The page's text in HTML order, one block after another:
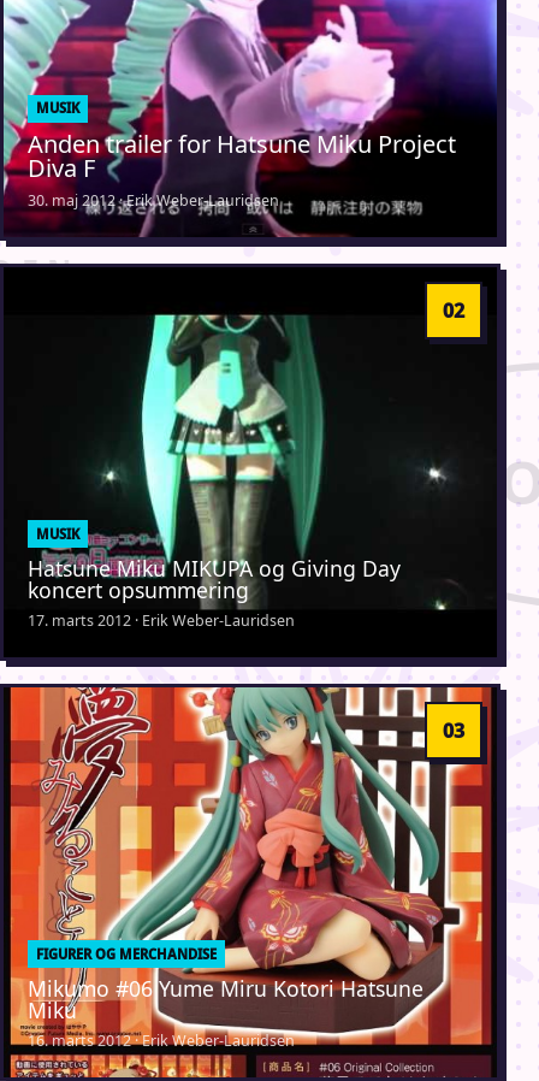
MUSIK
Anden trailer for Hatsune Miku Project
Diva F
30. maj 2012 · Erik Weber-Lauridsen
MUSIK
Hatsune Miku MIKUPA og Giving Day
koncert opsummering
17. marts 2012 · Erik Weber-Lauridsen
FIGURER OG MERCHANDISE
Mikumo #06 Yume Miru Kotori Hatsune
Miku
16. marts 2012 · Erik Weber-Lauridsen